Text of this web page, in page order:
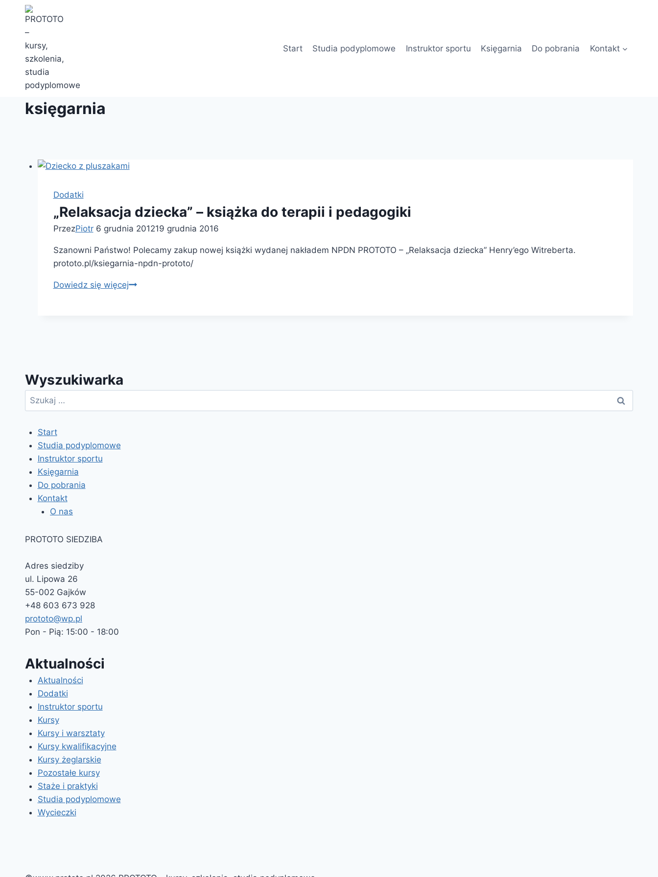
Przejdź
Start
Studia podyplomowe Instruktor sportu Księgarnia Do pobrania Kontakt
księgarnia
Dodatki
„Relaksacja dziecka” – książka do terapii i pedagogiki
PrzezPiotr 6 grudnia 201219 grudnia 2016
Szanowni Państwo! Polecamy zakup nowej książki wydanej nakładem NPDN PROTOTO – „Relaksacja dziecka” Henry’ego Witreberta.
prototo.pl/ksiegarnia-npdn-prototo/
Dowiedz się więcej„Relaksacja
Wyszukiwarka
Szukaj:
Start
Studia podyplomowe
Instruktor sportu
Księgarnia
Do pobrania
Kontakt
O nas
PROTOTO SIEDZIBA
Adres siedziby
ul. Lipowa 26
55-002 Gajków
+48 603 673 928
prototo@wp.pl
Pon - Pią: 15:00 - 18:00
Aktualności
Aktualności
Dodatki
Instruktor sportu
Kursy
Kursy i warsztaty
Kursy kwalifikacyjne
Kursy żeglarskie
Pozostałe kursy
Staże i praktyki
Studia podyplomowe
Wycieczki